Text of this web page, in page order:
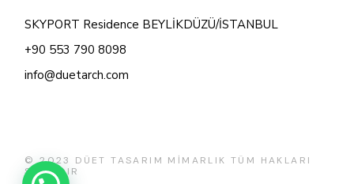
SKYPORT Residence BEYLİKDÜZÜ/İSTANBUL
+90 553 790 8098
info@duetarch.com
© 2023 DÜET TASARIM MİMARLIK TÜM HAKLARI
SAKLIDIR